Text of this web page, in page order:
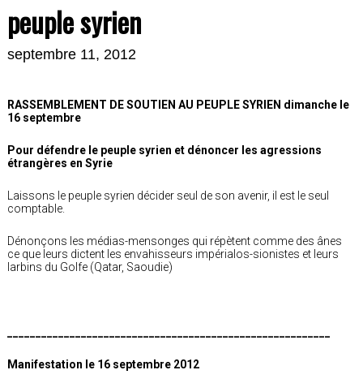
peuple syrien
septembre 11, 2012
RASSEMBLEMENT DE SOUTIEN AU PEUPLE SYRIEN dimanche le
16 septembre
Pour défendre le peuple syrien et dénoncer les agressions
étrangères en Syrie
Laissons le peuple syrien décider seul de son avenir, il est le seul
comptable.
Dénonçons les médias-mensonges qui répètent comme des ânes
ce que leurs dictent les envahisseurs impérialos-sionistes et leurs
larbins du Golfe (Qatar, Saoudie)
Manifestation le 16 septembre 2012